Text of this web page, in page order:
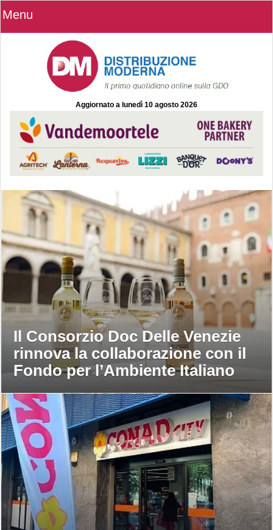
Menu
Aggiornato a lunedì 10 agosto 2026
Il Consorzio Doc Delle Venezie
rinnova la collaborazione con il
Fondo per l’Ambiente Italiano